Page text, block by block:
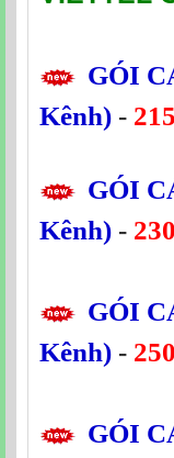
GÓI
Kênh) -
GÓI
Kênh) -
GÓI
Kênh) -
GÓI